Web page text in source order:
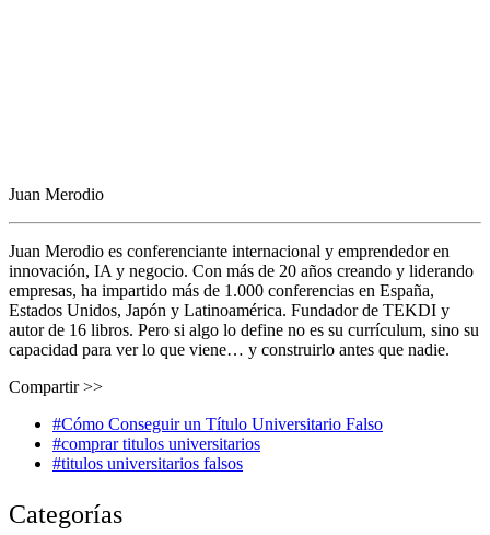
Juan Merodio
Juan Merodio es conferenciante internacional y emprendedor en
innovación, IA y negocio. Con más de 20 años creando y liderando
empresas, ha impartido más de 1.000 conferencias en España,
Estados Unidos, Japón y Latinoamérica. Fundador de TEKDI y
autor de 16 libros. Pero si algo lo define no es su currículum, sino su
capacidad para ver lo que viene… y construirlo antes que nadie.
Compartir >>
#Cómo Conseguir un Título Universitario Falso
#comprar titulos universitarios
#titulos universitarios falsos
Categorías